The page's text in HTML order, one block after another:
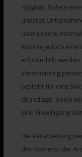
möglich. Sofern
unseres
über unsere
könnte jedoch eine
erforderlich
Verarbeitung
besteht für eine
Grundlage, holen
eine Einwilligung
Die Verarbeitung
des Namens, der